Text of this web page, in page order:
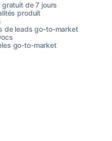
gratuit de 7 jours
produit
de leads go-to-market
go-to-market